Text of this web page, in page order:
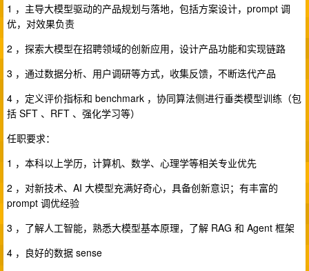
1 ，主导大模型驱动的产品规划与落地，包括方案设计，prompt 调
优，对效果负责
2 ，探索大模型在招聘领域的创新应用，设计产品功能和实现链路
3 ，通过数据分析、用户调研等方式，收集反馈，不断迭代产品
4 ，定义评价指标和 benchmark ，协同算法侧进行垂类模型训练（包
括 SFT 、RFT 、强化学习等）
任职要求：
1 ，本科以上学历，计算机、数学、心理学等相关专业优先
2 ，对新技术、AI 大模型充满好奇心，具备创新意识；有丰富的
prompt 调优经验
3 ，了解人工智能，熟悉大模型基本原理，了解 RAG 和 Agent 框架
4 ，良好的数据 sense